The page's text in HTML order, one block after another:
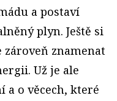
a postaví
plyn. Ještě si
zároveň znamenat
Už je ale
a o věcech, které